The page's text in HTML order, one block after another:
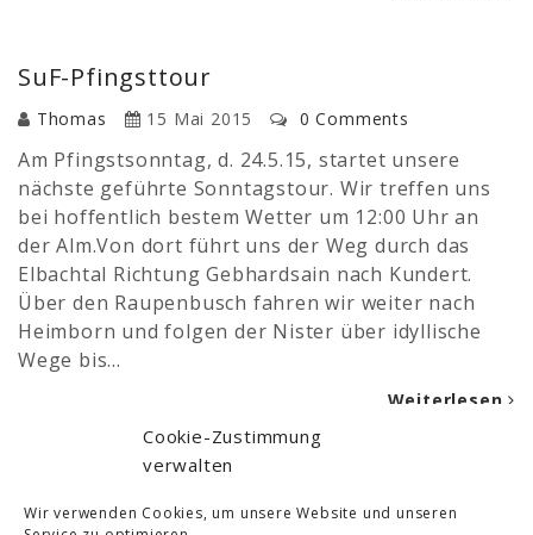
Cookie-Zustimmung
verwalten
Wir verwenden Cookies, um unsere Website und unseren
SuF-Pfingsttour
Thomas 15 Mai 2015 0 Comments
Am Pfingstsonntag, d. 24.5.15, startet unsere
nächste geführte Sonntagstour. Wir treffen uns
bei hoffentlich bestem Wetter um 12:00 Uhr an
der Alm.Von dort führt uns der Weg durch das
Elbachtal Richtung Gebhardsain nach Kundert.
Über den Raupenbusch fahren wir weiter nach
Heimborn und folgen der Nister über idyllische
Wege bis…
Weiterlesen